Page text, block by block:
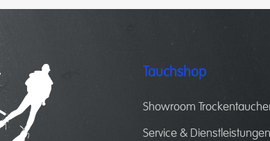
Tauchshop
Showroom
Service & Dienstleistungen